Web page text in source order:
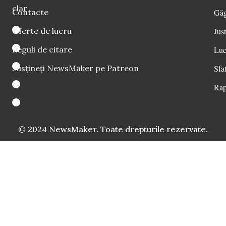
clar
Contacte
Oferte de lucru
Reguli de citare
Susțineți NewsMaker pe Patreon
© 2024 NewsMaker. Toate drepturile rezervate.